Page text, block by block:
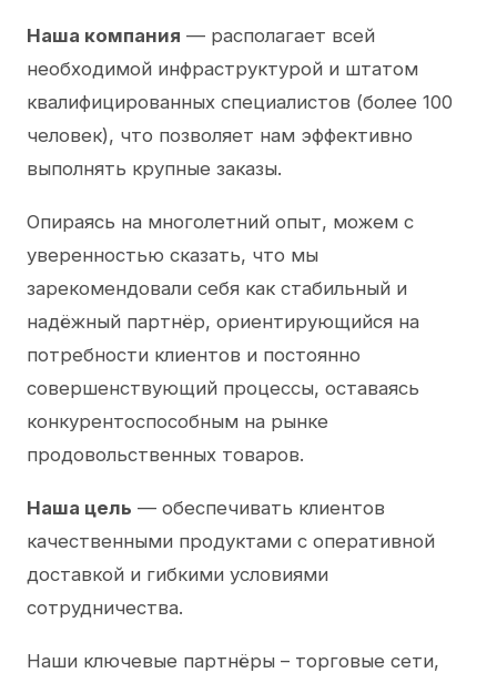
Наша компания — располагает всей
необходимой инфраструктурой и штатом
квалифицированных специалистов (более 100
человек), что позволяет нам эффективно
выполнять крупные заказы.
Опираясь на многолетний опыт, можем с
уверенностью сказать, что мы
зарекомендовали себя как стабильный и
надёжный партнёр, ориентирующийся на
потребности клиентов и постоянно
совершенствующий процессы, оставаясь
конкурентоспособным на рынке
продовольственных товаров.
Наша цель — обеспечивать клиентов
качественными продуктами с оперативной
доставкой и гибкими условиями
сотрудничества.
Наши ключевые партнёры – торговые сети,